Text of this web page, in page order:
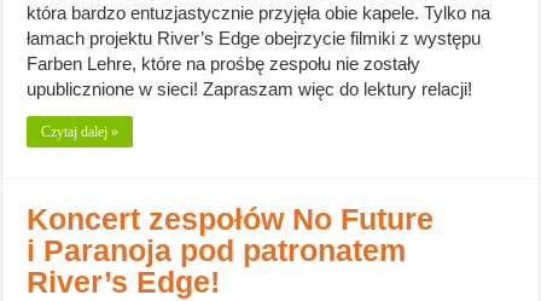
która bardzo entuzjastycznie przyjęła obie kapele. Tylko na
łamach projektu River’s Edge obejrzycie filmiki z występu
Farben Lehre, które na prośbę zespołu nie zostały
upublicznione w sieci! Zapraszam więc do lektury relacji!
Czytaj dalej »
Koncert zespołów No Future
i Paranoja pod patronatem
River’s Edge!